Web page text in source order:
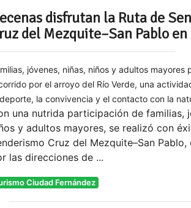
disfrutan la Ruta de
del Mezquite–San Pablo en
jóvenes, niñas, niños y adultos mayores
por el arroyo del Río Verde, una
la convivencia y el contacto con la
una nutrida participación de familias,
y adultos mayores, se realizó con
Cruz del Mezquite–San Pablo,
las direcciones de ...
Ciudad Fernández